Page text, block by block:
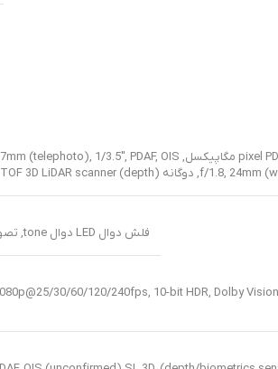
TOF 3D LiDAR scanner (depth)
فلش دوال LED دوال tone, تصویربرداری HDR (عکس/پانوراما)